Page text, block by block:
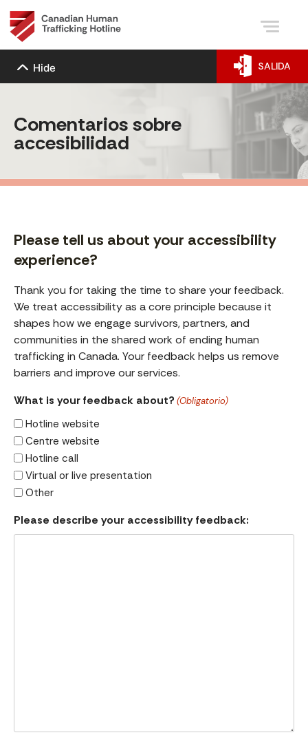
Hide SALIDA
Comentarios sobre
accesibilidad
Please tell us about your accessibility
experience?
Thank you for taking the time to share your feedback.
We treat accessibility as a core principle because it
shapes how we engage survivors, partners, and
communities in the shared work of ending human
trafficking in Canada. Your feedback helps us remove
barriers and improve our services.
What is your feedback about? (Obligatorio)
Hotline website
Centre website
Hotline call
Virtual or live presentation
Other
Please describe your accessibility feedback: